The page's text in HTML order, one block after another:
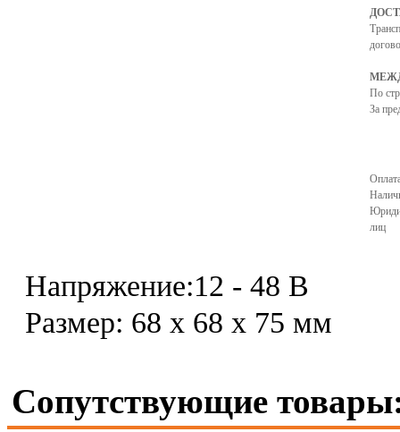
По
За
лиц
Напряжение:12 - 48 В
Размер: 68 х 68 х 75 мм
Сопутствующие